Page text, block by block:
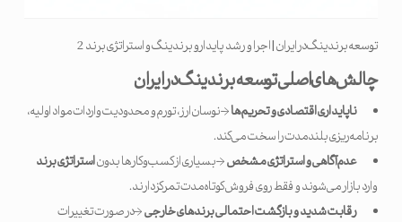
توسعه برندینگ در ایران | اجرا و رشد پایدارو برندینگ و استراتژی برند 2
چالش‌های اصلی توسعه برندینگ در ایران
ناپایداری اقتصادی و تحریم‌ها→ نوسان ارز، تورم و محدودیت واردات مواد اولیه،
برنامه‌ریزی بلندمدت را سخت می‌کند.
عدم آگاهی و استراتژی مشخص→ بسیاری از کسب‌وکارها بدوناستراتژی برند
وارد بازار می‌شوند و فقط روی فروش کوتاه‌مدت تمرکز دارند.
رقابت شدید و بازگشت احتمالی برندهای خارجی→ در صورت تغییرات